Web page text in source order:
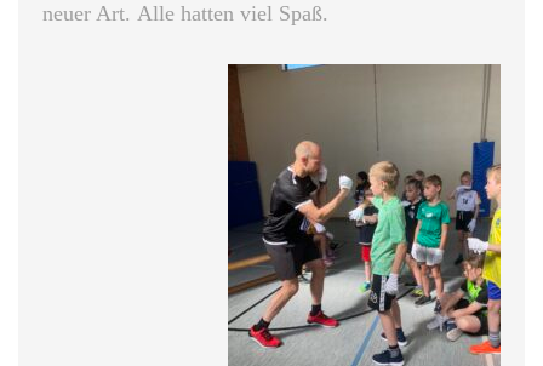
neuer Art. Alle hatten viel Spaß.